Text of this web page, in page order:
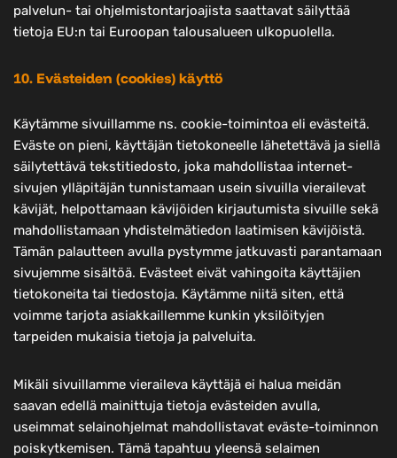
palvelun- tai ohjelmistontarjoajista saattavat säilyttää
tietoja EU:n tai Euroopan talousalueen ulkopuolella.
10. Evästeiden (cookies) käyttö
Käytämme sivuillamme ns. cookie-toimintoa eli evästeitä.
Eväste on pieni, käyttäjän tietokoneelle lähetettävä ja siellä
säilytettävä tekstitiedosto, joka mahdollistaa internet-
sivujen ylläpitäjän tunnistamaan usein sivuilla vierailevat
kävijät, helpottamaan kävijöiden kirjautumista sivuille sekä
mahdollistamaan yhdistelmätiedon laatimisen kävijöistä.
Tämän palautteen avulla pystymme jatkuvasti parantamaan
sivujemme sisältöä. Evästeet eivät vahingoita käyttäjien
tietokoneita tai tiedostoja. Käytämme niitä siten, että
voimme tarjota asiakkaillemme kunkin yksilöityjen
tarpeiden mukaisia tietoja ja palveluita.
Mikäli sivuillamme vieraileva käyttäjä ei halua meidän
saavan edellä mainittuja tietoja evästeiden avulla,
useimmat selainohjelmat mahdollistavat eväste-toiminnon
poiskytkemisen. Tämä tapahtuu yleensä selaimen